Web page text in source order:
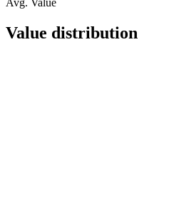
Value distribution